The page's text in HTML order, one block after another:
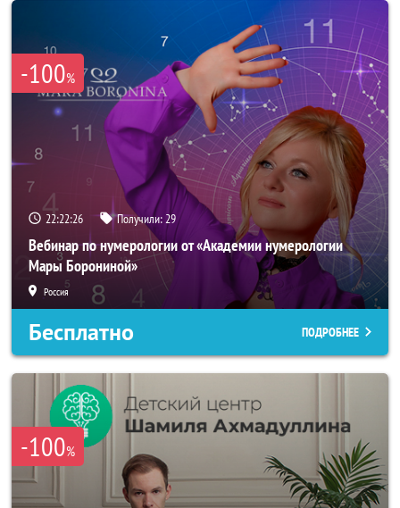
-100%
22:22:23 Получили:29
Вебинар по нумерологии от «Академии нумерологии
Мары Борониной»
Россия
Бесплатно ПОДРОБНЕЕ
-100%